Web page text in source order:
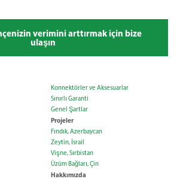
verimini arttırmak için bize
ulaşın
Konnektörler ve Aksesuarlar
Sınırlı Garanti
Genel Şartlar
Projeler
Fındık, Azerbaycan
Zeytin, İsrail
Vişne, Sırbistan
Üzüm Bağları, Çin
Hakkımızda